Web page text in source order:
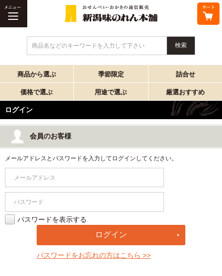
商品名などのキーワードを入力して下さい
商品から選ぶ 季節限定 詰合せ
価格で選ぶ 用途で選ぶ 厳選おすすめ
ログイン
会員のお客様
メールアドレスとパスワードを入力してログインしてください。
パスワードを表示する
パスワードをお忘れの方はこちら >>